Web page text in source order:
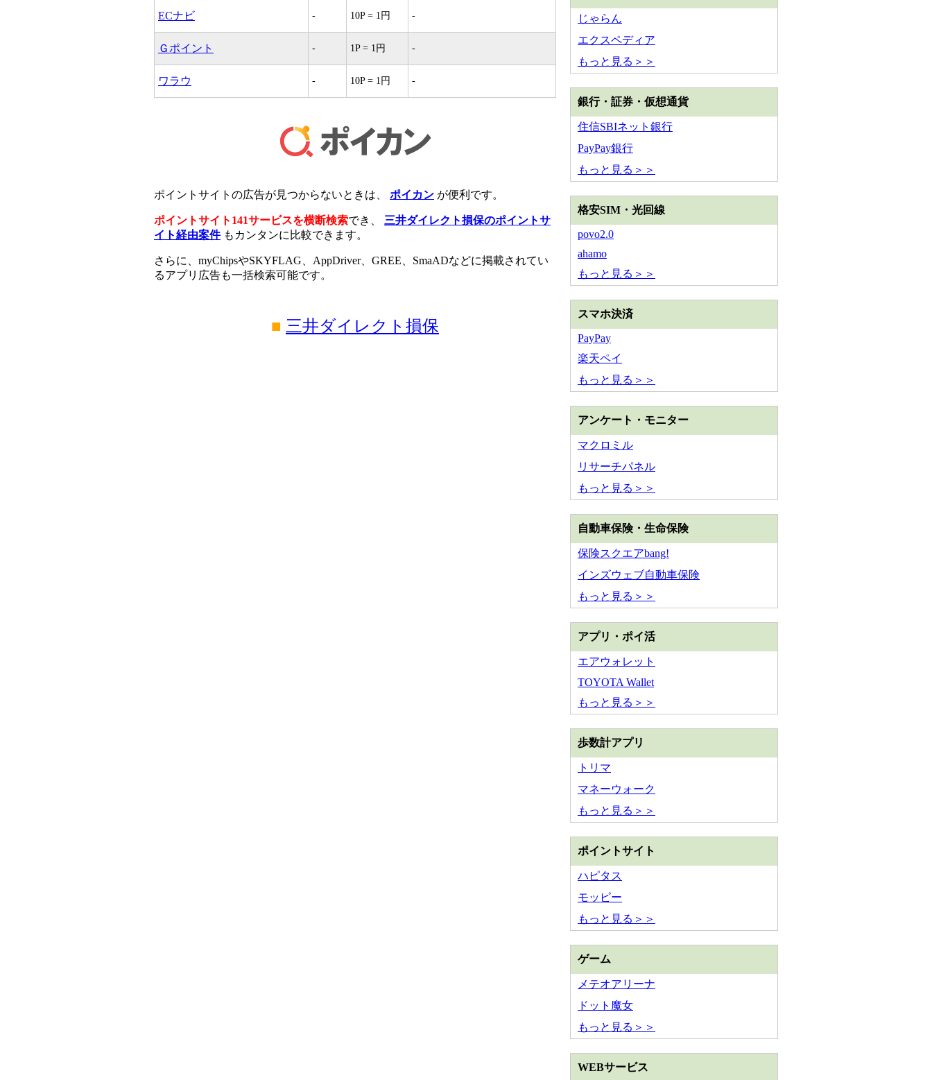
ECナビ - 10P = 1円 -
Ｇポイント - 1P = 1円 -
ワラウ - 10P = 1円 -
ポイントサイトの広告が見つからないときは、 ポイカン が便利です。
ポイントサイト141サービスを横断検索でき、 三井ダイレクト損保のポイントサ
イト経由案件もカンタンに比較できます。
さらに、myChipsやSKYFLAG、AppDriver、GREE、SmaADなどに掲載されてい
るアプリ広告も一括検索可能です。
■ 三井ダイレクト損保
じゃらん
エクスペディア
もっと見る＞＞
銀行・証券・仮想通貨
住信SBIネット銀行
PayPay銀行
もっと見る＞＞
格安SIM・光回線
povo2.0
ahamo
もっと見る＞＞
スマホ決済
PayPay
楽天ペイ
もっと見る＞＞
アンケート・モニター
マクロミル
リサーチパネル
もっと見る＞＞
自動車保険・生命保険
保険スクエアbang!
インズウェブ自動車保険
もっと見る＞＞
アプリ・ポイ活
エアウォレット
TOYOTA Wallet
もっと見る＞＞
歩数計アプリ
トリマ
マネーウォーク
もっと見る＞＞
ポイントサイト
ハピタス
モッピー
もっと見る＞＞
ゲーム
メテオアリーナ
ドット魔女
もっと見る＞＞
WEBサービス